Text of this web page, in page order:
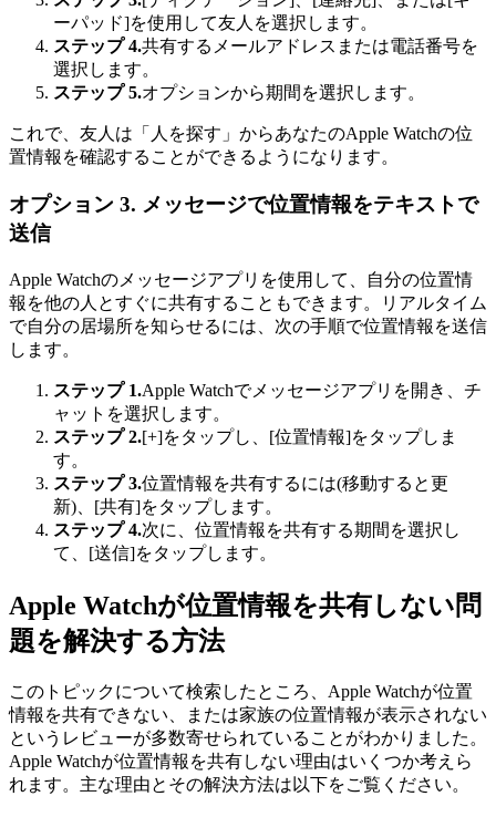
ーパッド]を使用して友人を選択します。
ステップ 4.共有するメールアドレスまたは電話番号を
選択します。
ステップ 5.オプションから期間を選択します。
これで、友人は「人を探す」からあなたのApple Watchの位
置情報を確認することができるようになります。
オプション 3. メッセージで位置情報をテキストで
送信
Apple Watchのメッセージアプリを使用して、自分の位置情
報を他の人とすぐに共有することもできます。リアルタイム
で自分の居場所を知らせるには、次の手順で位置情報を送信
します。
ステップ 1.Apple Watchでメッセージアプリを開き、チ
ャットを選択します。
ステップ 2.[+]をタップし、[位置情報]をタップしま
す。
ステップ 3.位置情報を共有するには(移動すると更
新)、[共有]をタップします。
ステップ 4.次に、位置情報を共有する期間を選択し
て、[送信]をタップします。
Apple Watchが位置情報を共有しない問
題を解決する方法
このトピックについて検索したところ、Apple Watchが位置
情報を共有できない、または家族の位置情報が表示されない
というレビューが多数寄せられていることがわかりました。
Apple Watchが位置情報を共有しない理由はいくつか考えら
れます。主な理由とその解決方法は以下をご覧ください。